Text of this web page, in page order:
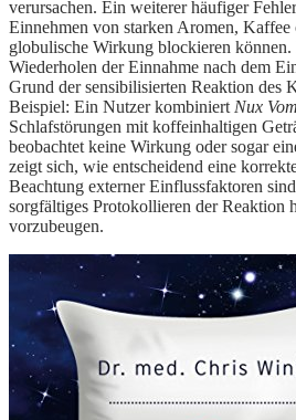
verursachen. Ein weiterer häufiger
Einnehmen von starken Aromen,
globulische Wirkung blockieren können.
Wiederholen der Einnahme nach dem
Grund der sensibilisierten Reaktion des
Beispiel: Ein Nutzer kombiniert Nux
Schlafstörungen mit koffeinhaltigen
beobachtet keine Wirkung oder sogar
zeigt sich, wie entscheidend eine
Beachtung externer Einflussfaktoren
sorgfältiges Protokollieren der Reaktion
vorzubeugen.